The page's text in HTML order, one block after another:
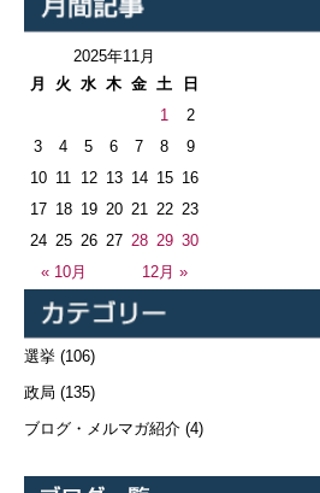
2025年11月
月
火 水 木 金 土 日
« 10月 12月 »
1
2
3
4 5 6 7 8
9
10 11 12 13 14 15 16
17 18 19 20 21 22 23
24 25 26 27 28 29 30
選挙 (106)
政局 (135)
ブログ・メルマガ紹介 (4)